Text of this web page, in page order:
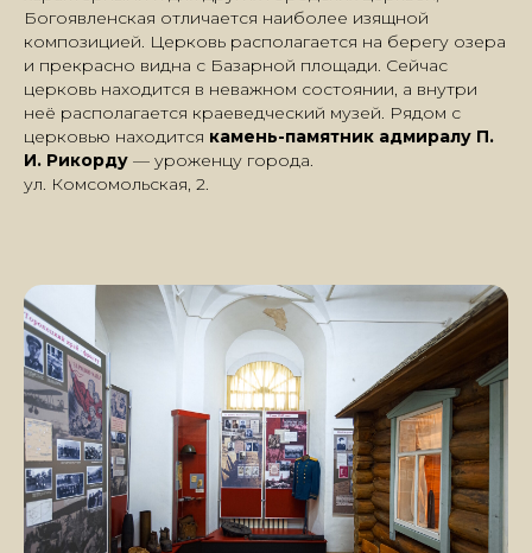
Богоявленская отличается наиболее изящной
композицией. Церковь располагается на берегу озера
и прекрасно видна с Базарной площади. Сейчас
церковь находится в неважном состоянии, а внутри
неё располагается краеведческий музей. Рядом с
церковью находится камень-памятник адмиралу П.
И. Рикорду — уроженцу города.
ул. Комсомольская, 2.